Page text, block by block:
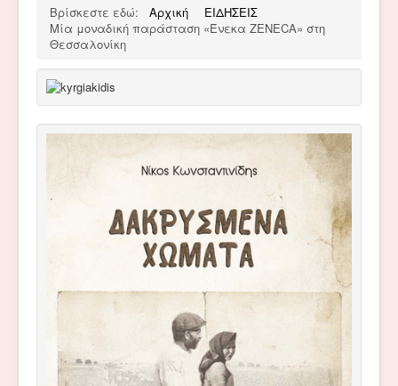
Βρίσκεστε εδώ: Αρχική
ΕΙΔΗΣΕΙΣ
Μία μοναδική παράσταση «Ένεκα ZENECA» στη
Θεσσαλονίκη